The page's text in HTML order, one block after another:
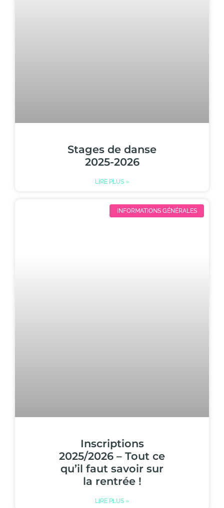
Stages de danse
2025-2026
LIRE PLUS »
INFORMATIONS GÉNÉRALES
Inscriptions
2025/2026 – Tout ce
qu’il faut savoir sur
la rentrée !
LIRE PLUS »